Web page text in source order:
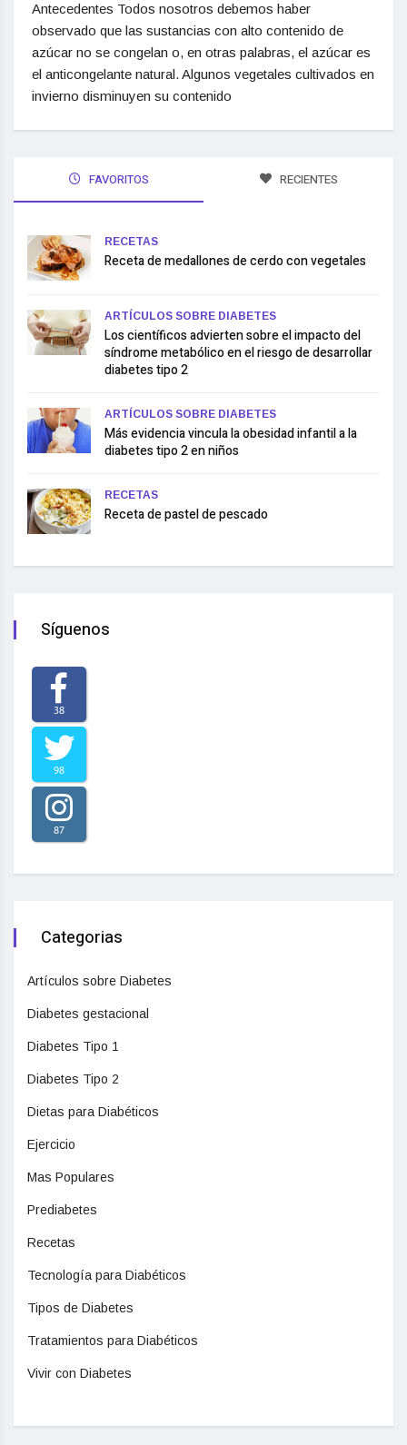
Antecedentes Todos nosotros debemos haber
observado que las sustancias con alto contenido de
azúcar no se congelan o, en otras palabras, el azúcar es
el anticongelante natural. Algunos vegetales cultivados en
invierno disminuyen su contenido
FAVORITOS RECIENTES
RECETAS
Receta de medallones de cerdo con vegetales
ARTÍCULOS SOBRE DIABETES
Los científicos advierten sobre el impacto del
síndrome metabólico en el riesgo de desarrollar
diabetes tipo 2
ARTÍCULOS SOBRE DIABETES
Más evidencia vincula la obesidad infantil a la
diabetes tipo 2 en niños
RECETAS
Receta de pastel de pescado
Síguenos
38
98
87
Categorias
Artículos sobre Diabetes
Diabetes gestacional
Diabetes Tipo 1
Diabetes Tipo 2
Dietas para Diabéticos
Ejercicio
Mas Populares
Prediabetes
Recetas
Tecnología para Diabéticos
Tipos de Diabetes
Tratamientos para Diabéticos
Vivir con Diabetes